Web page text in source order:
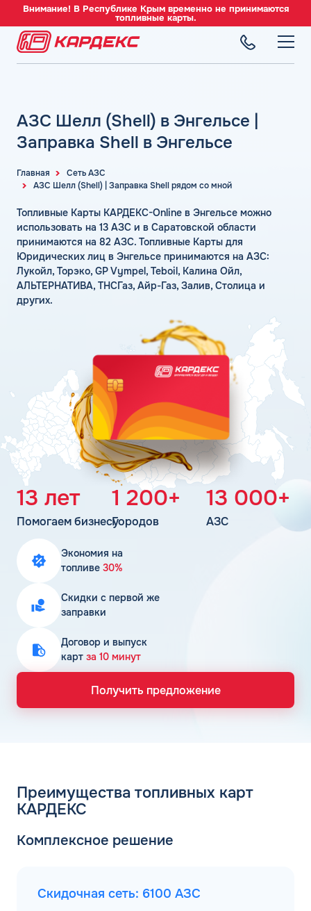
Внимание! В Республике Крым временно не принимаются
топливные карты.
Преимущества
Сравнение
Индивидуальный подход
Автомойки
Аdblue
Шиномонтаж
Вопросы и Ответы
СЕТЬ АЗС
Вся сеть АЗС
АЗС Газпромнефть
АЗС Тебойл
АЗС Газпром
АЗС Сургутнефтегаз
АЗС Нефтьмагистраль
Автомобильное топливо
Бензин
Дизельное топливо
Топливные бренды
Наши города
Калькулятор расхода топлива
СЕРВИСЫ
Электронный Документооборот (ЭДО)
Аналитика и Рекомендации
Умный Личный Кабинет
Уведомления об окончании баланса
КОМПАНИЯ
О компании
Контакты+7 (499) 322-22-95
info@card-oil.ru
Карта АЗС
Получить консультацию
Главная
Сеть АЗС
АЗС Шелл (Shell) | Заправка Shell рядом со мной
АЗС Шелл (Shell) в Энгельсе |
Заправка Shell в Энгельсе
Топливные Карты КАРДЕКС-Online в Энгельсе можно
использовать на 13 АЗС и в Саратовской области
принимаются на 82 АЗС. Топливные Карты для
Юридических лиц в Энгельсе принимаются на АЗС:
Лукойл, Торэко, GP Vympel, Teboil, Калина Ойл,
АЛЬТЕРНАТИВА, ТНСГаз, Айр-Газ, Залив, Столица и
других.
13 лет
Помогаем бизнесу
1 200+
Городов
13 000+
АЗС
Экономия на
топливе 30%
Скидки с первой же
заправки
Договор и выпуск
карт за 10 минут
Получить предложение
Преимущества топливных карт
КАРДЕКС
Комплексное решение
Скидочная сеть: 6100 АЗС